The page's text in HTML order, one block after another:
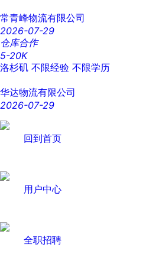
常青峰物流有限公司
2026-07-29
仓库合作
5-20K
洛杉矶 不限经验 不限学历
华达物流有限公司
2026-07-29
回到首页
用户中心
全职招聘